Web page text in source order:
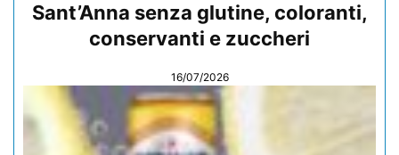
Sant’Anna senza glutine, coloranti,
conservanti e zuccheri
16/07/2026